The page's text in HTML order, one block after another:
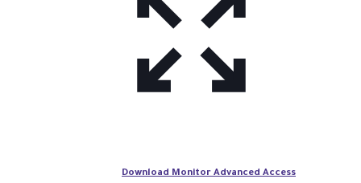
Download Monitor Advanced Access